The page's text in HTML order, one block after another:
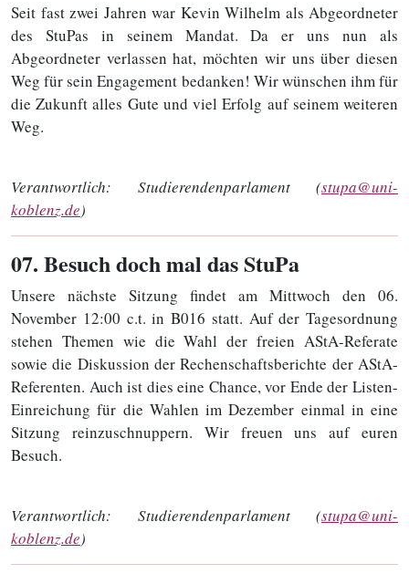
Seit fast zwei Jahren war Kevin Wilhelm als Abgeordneter
des StuPas in seinem Mandat. Da er uns nun als
Abgeordneter verlassen hat, möchten wir uns über diesen
Weg für sein Engagement bedanken! Wir wünschen ihm für
die Zukunft alles Gute und viel Erfolg auf seinem weiteren
Weg.
Verantwortlich: Studierendenparlament (stupa@uni-
koblenz.de)
07. Besuch doch mal das StuPa
Unsere nächste Sitzung findet am Mittwoch den 06.
November 12:00 c.t. in B016 statt. Auf der Tagesordnung
stehen Themen wie die Wahl der freien AStA-Referate
sowie die Diskussion der Rechenschaftsberichte der AStA-
Referenten. Auch ist dies eine Chance, vor Ende der Listen-
Einreichung für die Wahlen im Dezember einmal in eine
Sitzung reinzuschnuppern. Wir freuen uns auf euren
Besuch.
Verantwortlich: Studierendenparlament (stupa@uni-
koblenz.de)